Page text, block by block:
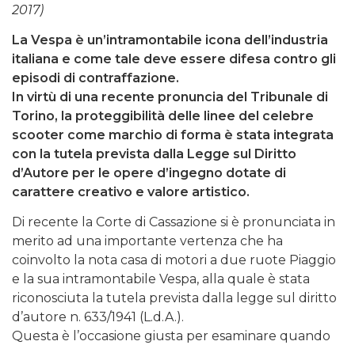
2017)
La Vespa è un’intramontabile icona dell’industria
italiana e come tale deve essere difesa contro gli
episodi di contraffazione.
In virtù di una recente pronuncia del Tribunale di
Torino, la proteggibilità delle linee del celebre
scooter come marchio di forma è stata integrata
con la tutela prevista dalla Legge sul Diritto
d’Autore per le opere d’ingegno dotate di
carattere creativo e valore artistico.
Di recente la Corte di Cassazione si è pronunciata in
merito ad una importante vertenza che ha
coinvolto la nota casa di motori a due ruote Piaggio
e la sua intramontabile Vespa, alla quale è stata
riconosciuta la tutela prevista dalla legge sul diritto
d’autore n. 633/1941 (L.d.A.).
Questa è l’occasione giusta per esaminare quando